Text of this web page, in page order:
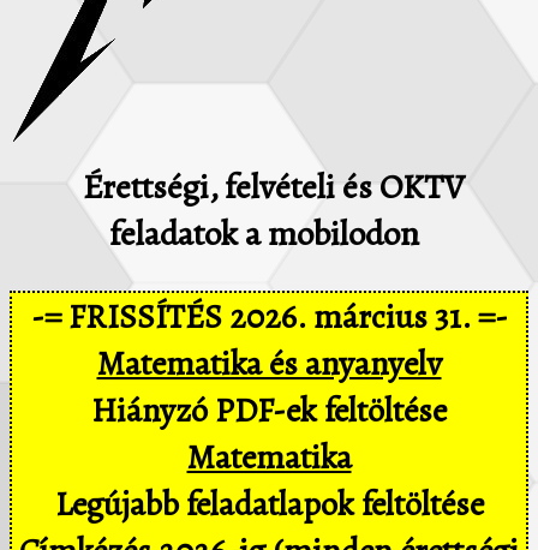
Érettségi, felvételi és OKTV
feladatok a mobilodon
-= FRISSÍTÉS 2026. március 31. =-
Matematika és anyanyelv
Hiányzó PDF-ek feltöltése
Matematika
Legújabb feladatlapok feltöltése